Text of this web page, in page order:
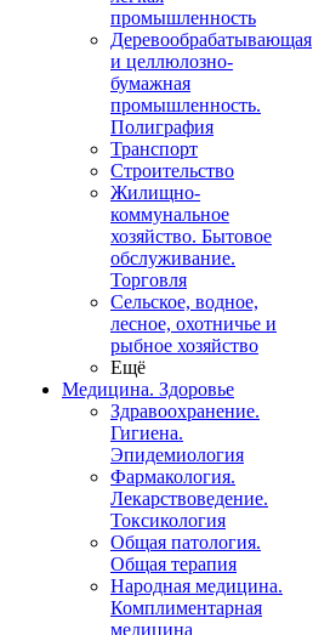
промышленность
Деревообрабатывающая
и целлюлозно-
бумажная
промышленность.
Полиграфия
Транспорт
Строительство
Жилищно-
коммунальное
хозяйство. Бытовое
обслуживание.
Торговля
Сельское, водное,
лесное, охотничье и
рыбное хозяйство
Ещё
Медицина. Здоровье
Здравоохранение.
Гигиена.
Эпидемиология
Фармакология.
Лекарствоведение.
Токсикология
Общая патология.
Общая терапия
Народная медицина.
Комплиментарная
медицина